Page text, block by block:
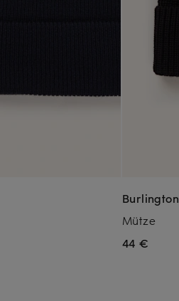
Burlington
Mütze
44 €